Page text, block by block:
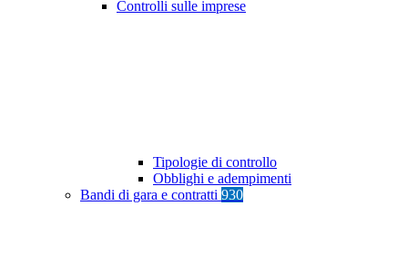
Controlli sulle imprese
Tipologie di controllo
Obblighi e adempimenti
Bandi di gara e contratti 930